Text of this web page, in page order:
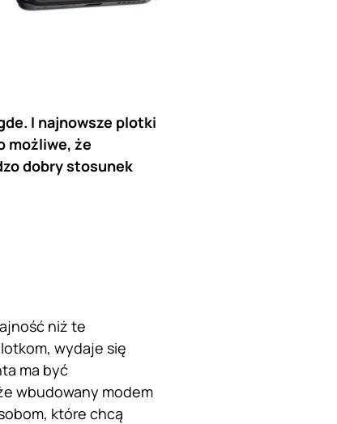
I najnowsze plotki
możliwe, że
dobry stosunek
niż te
wydaje się
ma być
wbudowany modem
które chcą